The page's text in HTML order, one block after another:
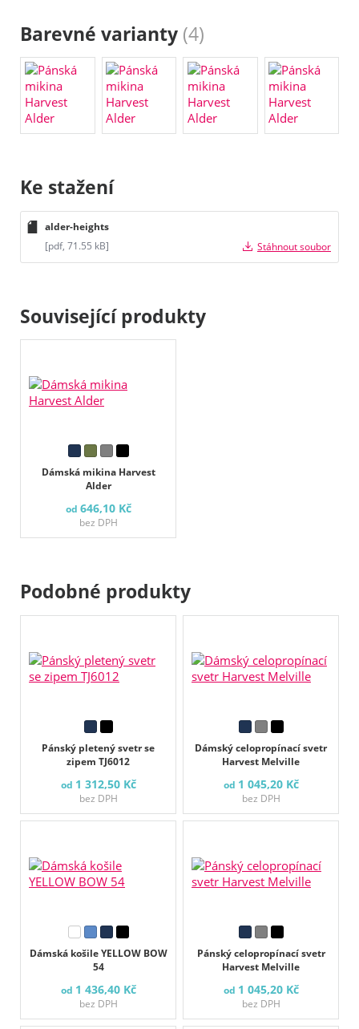
Barevné varianty (4)
Ke stažení
alder-heights
[pdf, 71.55 kB]
Stáhnout soubor
Související produkty
Dámská mikina Harvest
Alder
od 646,10 Kč
bez DPH
Podobné produkty
Pánský pletený svetr se
zipem TJ6012
od 1 312,50 Kč
bez DPH
Dámský celopropínací svetr
Harvest Melville
od 1 045,20 Kč
bez DPH
Dámská košile YELLOW BOW
54
od 1 436,40 Kč
bez DPH
Pánský celopropínací svetr
Harvest Melville
od 1 045,20 Kč
bez DPH